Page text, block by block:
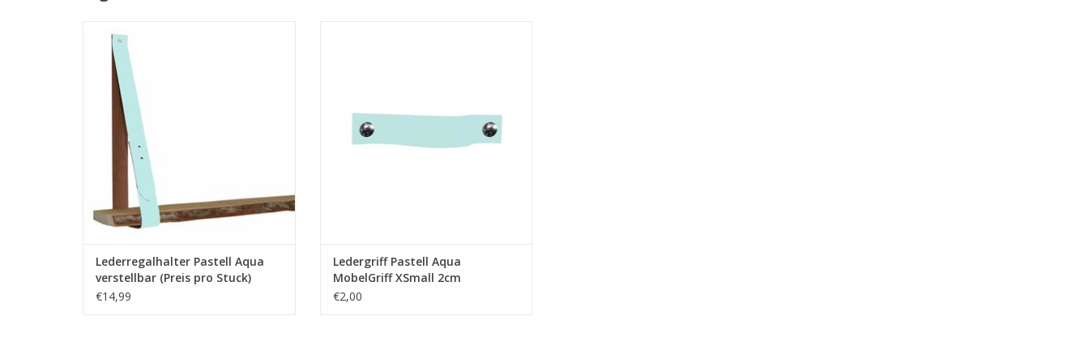
LederregalstÃ¼tzen, die schÃ¶n
bearbeitet wurden, um mit GerÃ¼stholz
oder einem engen Regal einen warmen
natÃ¼rlichen Look zu schaffen.
ZUM WARENKORB HINZUFÜGEN
Lederregalhalter Pastell Aqua
verstellbar (Preis pro Stuck)
€14,99
Ledergriff Pastell Aqua
MobelGriff XSmall 2cm
€2,00